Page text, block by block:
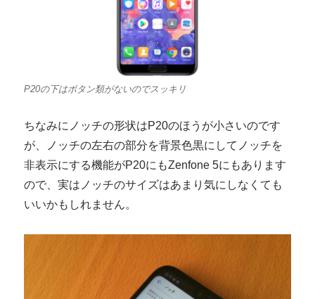
P20の下はボタン類がないのでスッキリ
ちなみにノッチの形状はP20のほうが小さいのです
が、ノッチの左右の部分を背景色黒にしてノッチを
非表示にする機能がP20にもZenfone 5にもあります
ので、実はノッチのサイズはあまり気にしなくても
いいかもしれません。